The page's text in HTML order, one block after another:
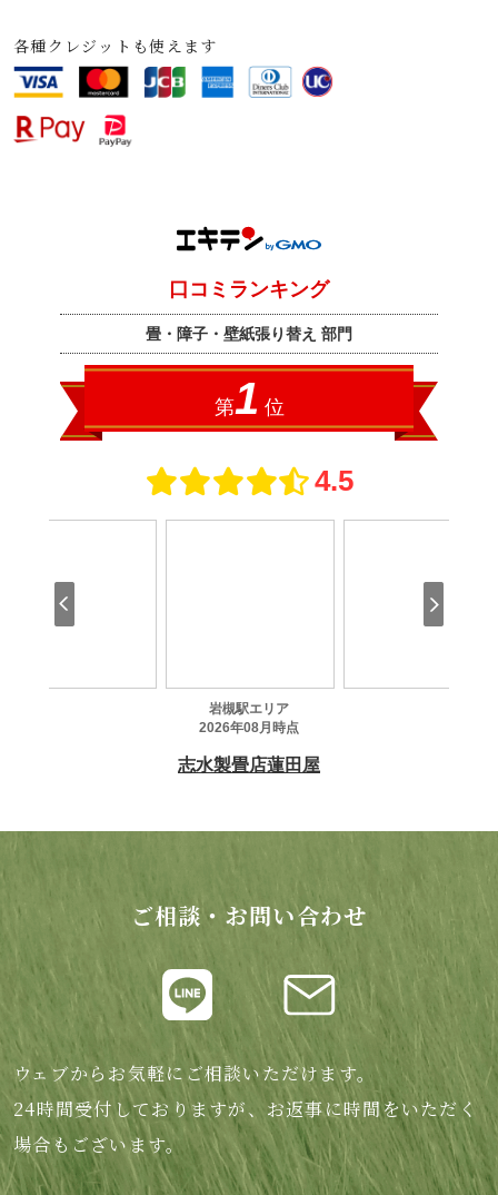
各種クレジットも使えます
ご相談・お問い合わせ
ウェブからお気軽にご相談いただけます。
24時間受付しておりますが、お返事に時間をいただく
場合もございます。